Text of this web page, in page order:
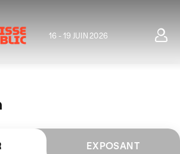
16 - 19 JUIN 2026
EXPOSANT